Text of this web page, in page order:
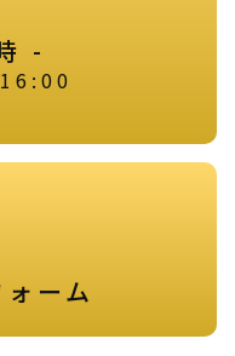
-
ーム